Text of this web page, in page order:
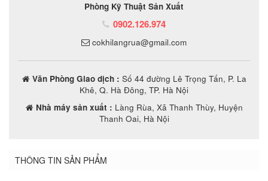
Phòng Kỹ Thuật Sản Xuất
0902.126.974
cokhilangrua@gmail.com
Văn Phòng Giao dịch : Số 44 đường Lê Trọng Tấn, P. La
Khê, Q. Hà Đông, TP. Hà Nội
Nhà máy sản xuất : Làng Rùa, Xã Thanh Thùy, Huyện
Thanh Oai, Hà Nội
THÔNG TIN SẢN PHẨM